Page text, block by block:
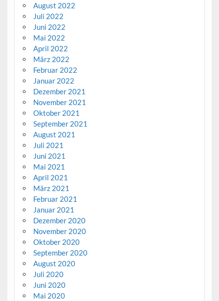
August 2022
Juli 2022
Juni 2022
Mai 2022
April 2022
März 2022
Februar 2022
Januar 2022
Dezember 2021
November 2021
Oktober 2021
September 2021
August 2021
Juli 2021
Juni 2021
Mai 2021
April 2021
März 2021
Februar 2021
Januar 2021
Dezember 2020
November 2020
Oktober 2020
September 2020
August 2020
Juli 2020
Juni 2020
Mai 2020